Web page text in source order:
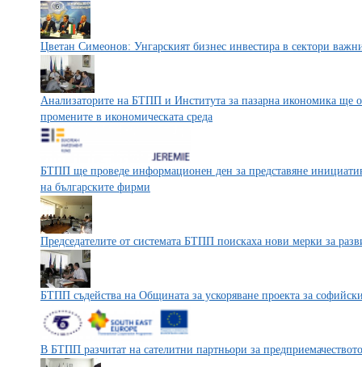
Цветан Симеонов: Унгарският бизнес инвестира в сектори
Анализаторите на БТПП и Института за пазарна икономика ще
промените в икономическата среда
БТПП ще проведе информационен ден за представяне
на българските фирми
Председателите от системата БТПП поискаха нови мерки за
БТПП съдейства на Общината за ускоряване проекта за
В БТПП разчитат на сателитни партньори за